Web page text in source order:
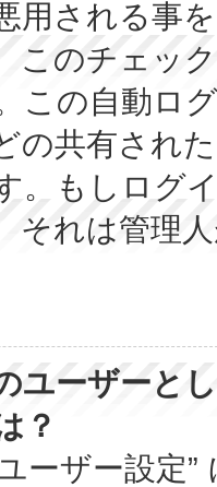
用される事
このチェッ
この自動ロ
の共有され
。もしログ
それは管理
ユーザーと
？
ーザー設定